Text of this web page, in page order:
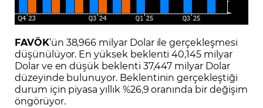
FAVÖK’ün 38,966 milyar Dolar ile gerçekleşmesi
düşünülüyor. En yüksek beklenti 40,145 milyar
Dolar ve en düşük beklenti 37,447 milyar Dolar
düzeyinde bulunuyor. Beklentinin gerçekleştiği
durum için piyasa yıllık %26,9 oranında bir değişim
öngörüyor.